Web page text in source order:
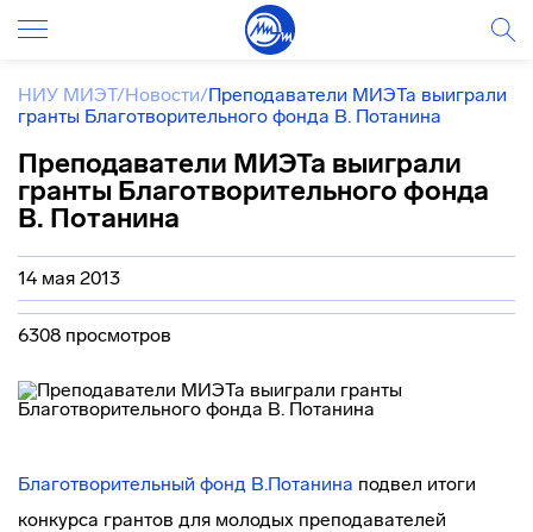
НИУ МИЭТ/Новости/Преподаватели МИЭТа выиграли
гранты Благотворительного фонда В. Потанина
Преподаватели МИЭТа выиграли
гранты Благотворительного фонда
В. Потанина
14 мая 2013
6308 просмотров
Благотворительный фонд В.Потанина подвел итоги
конкурса грантов для молодых преподавателей